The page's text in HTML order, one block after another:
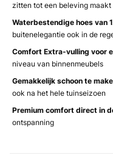
zitten tot een beleving maakt
Waterbestendige hoes van
buitenelegantie ook in de
Comfort Extra-vulling voor
niveau van binnenmeubels
Gemakkelijk schoon te
ook na het hele tuinseizoen
Premium comfort direct in
ontspanning